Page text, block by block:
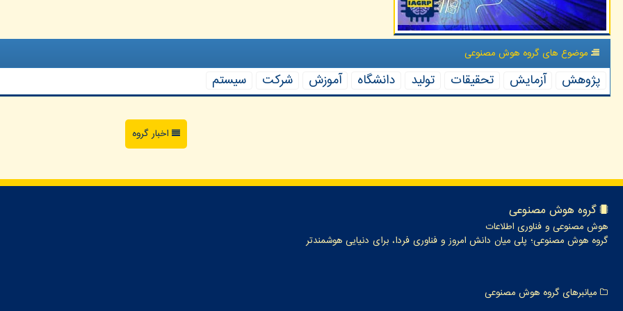
موضوع های گروه هوش مصنوعی
پژوهش آزمایش تحقیقات تولید دانشگاه آموزش شركت سیستم
اخبار گروه
گروه هوش مصنوعی
هوش مصنوعی و فناوری اطلاعات
گروه هوش مصنوعی؛ پلی میان دانش امروز و فناوری فردا، برای دنیایی هوشمندتر
میانبرهای گروه هوش مصنوعی